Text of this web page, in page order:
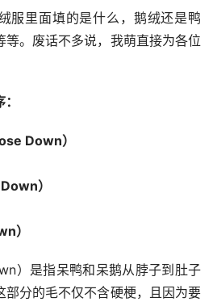
服里面填的是什么，鹅绒还是鸭
等。废话不多说，我萌直接为各位
Down）
）
）
）是指呆鸭和呆鹅从脖子到肚子
部分的毛不仅不含硬梗，且因为要